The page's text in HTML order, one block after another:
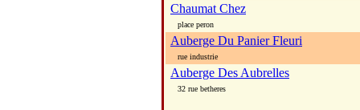
Chaumat Chez
place peron
Auberge Du Panier Fleuri
rue industrie
Auberge Des Aubrelles
32 rue betheres